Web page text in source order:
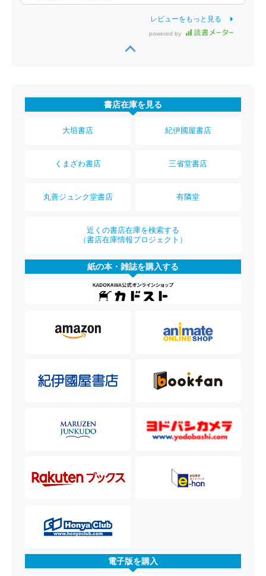
レビューをもっと見る
powered by
書店在庫を見る
大垣書店 紀伊國屋書店
くまざわ書店 三省堂書店
丸善ジュンク堂書店 有隣堂
近くの書店在庫を検索する
（書店在庫情報プロジェクト）
紙の本・雑誌を購入する
電子版を購入